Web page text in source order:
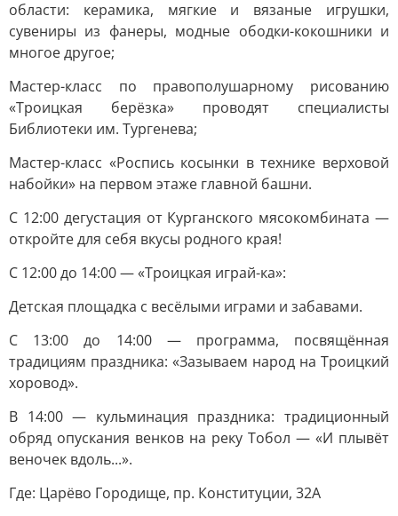
области: керамика, мягкие и вязаные игрушки,
сувениры из фанеры, модные ободки-кокошники и
многое другое;
Мастер-класс по правополушарному рисованию
«Троицкая берёзка» проводят специалисты
Библиотеки им. Тургенева;
Мастер-класс «Роспись косынки в технике верховой
набойки» на первом этаже главной башни.
С 12:00 дегустация от Курганского мясокомбината —
откройте для себя вкусы родного края!
С 12:00 до 14:00 — «Троицкая играй-ка»:
Детская площадка с весёлыми играми и забавами.
С 13:00 до 14:00 — программа, посвящённая
традициям праздника: «Зазываем народ на Троицкий
хоровод».
В 14:00 — кульминация праздника: традиционный
обряд опускания венков на реку Тобол — «И плывёт
веночек вдоль...».
Где: Царёво Городище, пр. Конституции, 32А